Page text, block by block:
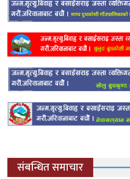
संबन्धित समाचार